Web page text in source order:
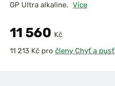
GP Ultra alkaline. Více
11 560 Kč
pro členy Chyť a pusť